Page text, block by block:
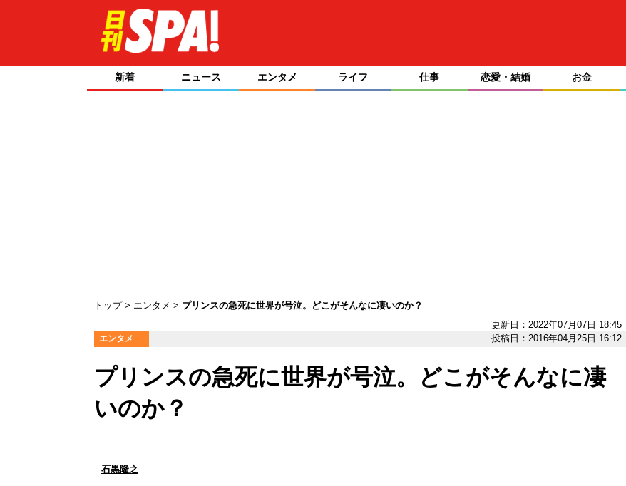
新着 ニュース エンタメ ライフ 仕事 恋愛・結婚 お金
トップ エンタメ
プリンスの急死に世界が号泣。どこがそんなに凄いのか？
更新日：2022年07月07日 18:45
エンタメ 投稿日：2016年04月25日 16:12
プリンスの急死に世界が号泣。どこがそんなに凄
いのか？
石黒隆之